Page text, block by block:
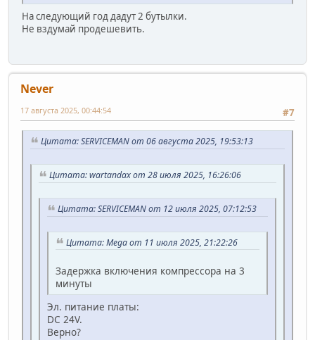
На следующий год дадут 2 бутылки.
Не вздумай продешевить.
Never
#7
17 августа 2025, 00:44:54
Цитата: SERVICEMAN от 06 августа 2025, 19:53:13
Цитата: wartandax от 28 июля 2025, 16:26:06
Цитата: SERVICEMAN от 12 июля 2025, 07:12:53
Цитата: Mega от 11 июля 2025, 21:22:26
Задержка включения компрессора на 3
минуты
Эл. питание платы:
DC 24V.
Верно?